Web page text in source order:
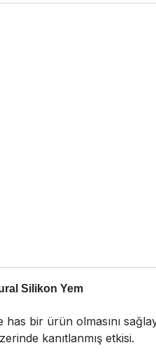
Silikon Yem
has bir ürün olmasını
kanıtlanmış etkisi.